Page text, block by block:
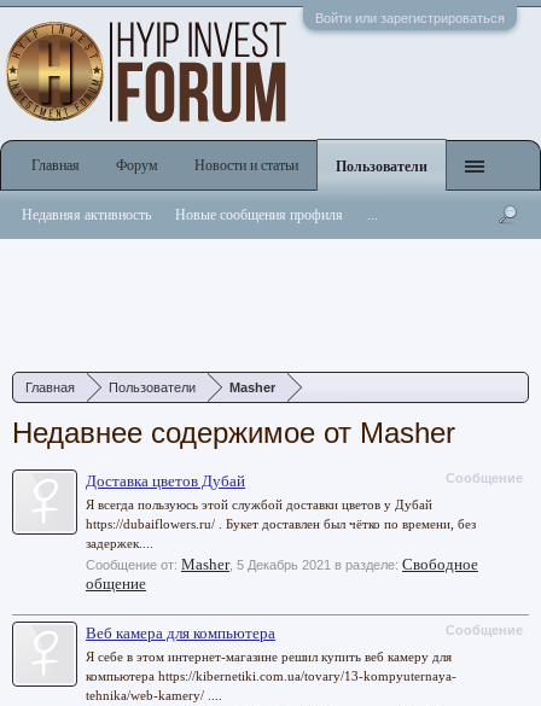
Войти или зарегистрироваться
Главная Пользователи Masher
Недавнее содержимое от Masher
Сообщение
Доставка цветов Дубай
Я всегда пользуюсь этой службой доставки цветов у Дубай
https://dubaiflowers.ru/ . Букет доставлен был чётко по времени, без
задержек....
Сообщение от: Masher, 5 Декабрь 2021 в разделе: Свободное
общение
Сообщение
Веб камера для компьютера
Я себе в этом интернет-магазине решил купить веб камеру для
компьютера https://kibernetiki.com.ua/tovary/13-kompyuternaya-
tehnika/web-kamery/ ....
Главная Форум Новости и статьи Пользователи
Недавняя активность Новые сообщения профиля ...